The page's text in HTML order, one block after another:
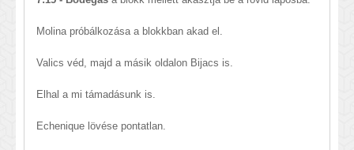
Molina próbálkozása a blokkban akad el.
Valics véd, majd a másik oldalon Bijacs is.
Elhal a mi támadásunk is.
Echenique lövése pontatlan.